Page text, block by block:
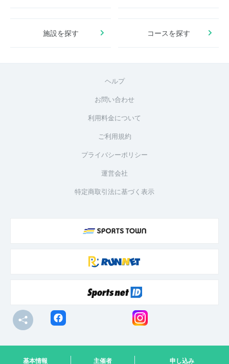
基本情報 主催者 申し込み
施設を探す コースを探す
ヘルプ
お問い合わせ
利用料金について
ご利用規約
プライバシーポリシー
運営会社
特定商取引法に基づく表示